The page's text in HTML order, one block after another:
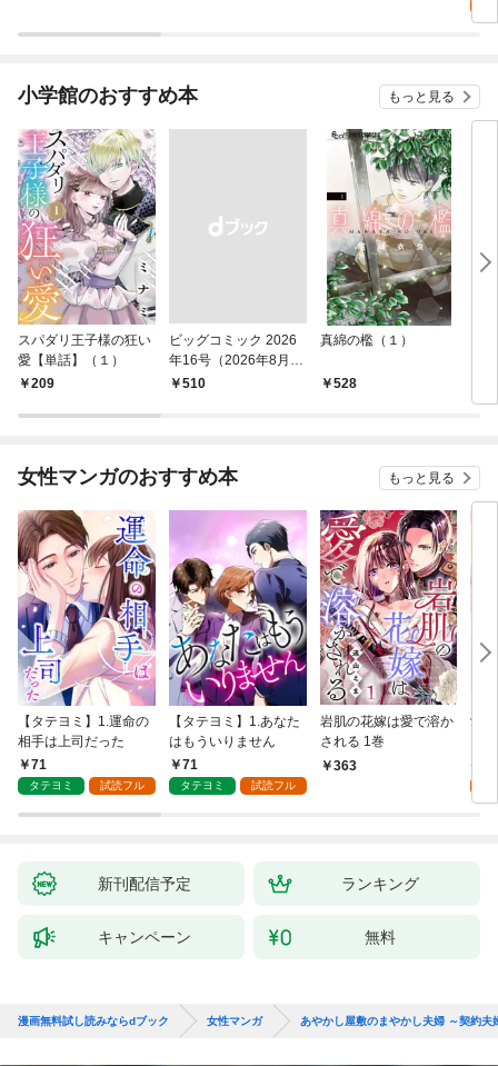
小学館のおすすめ本 もっと見る
スパダリ王子様の狂い
愛【単話】（１）
209
ビッグコミック 2026
年16号（2026年8月7
日発売）
￥510
真綿の檻（１）
528
女性マンガのおすすめ本 もっと見る
【タテヨミ】1.運命の
相手は上司だった
71
タテヨミ 試読フル
【タテヨミ】1.あなた
はもういりません
71
タテヨミ 試読フル
岩肌の花嫁は愛で溶か
される 1巻
363
愛
新刊配信予定 ランキング
キャンペーン 無料
漫画無料試し読みならdブック 女性マンガ あやかし屋敷のまやかし夫婦 ～契約